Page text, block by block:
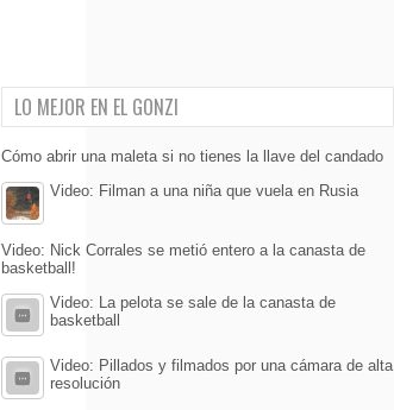
LO MEJOR EN EL GONZI
Cómo abrir una maleta si no tienes la llave del candado
Video: Filman a una niña que vuela en Rusia
Video: Nick Corrales se metió entero a la canasta de
basketball!
Video: La pelota se sale de la canasta de
basketball
Video: Pillados y filmados por una cámara de alta
resolución